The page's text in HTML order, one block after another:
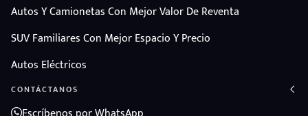
Autos Y Camionetas Con Mejor Valor De Reventa
SUV Familiares Con Mejor Espacio Y Precio
Autos Eléctricos
CONTÁCTANOS